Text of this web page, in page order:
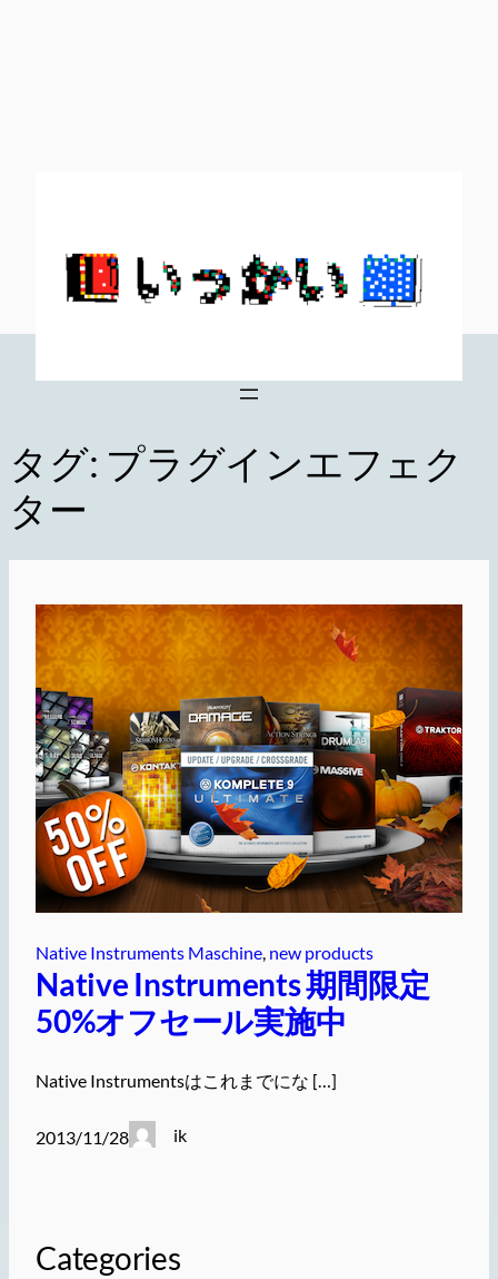
タグ: プラグインエフェク
ター
Native Instruments Maschine new products
Native Instruments 期間限定
50%オフセール実施中
Native Instrumentsはこれまでにな […]
2013/11/28 ik
Categories